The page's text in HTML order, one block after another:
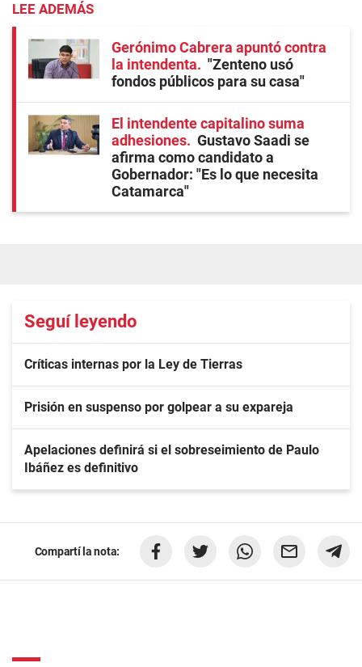
LEE ADEMÁS
Gerónimo Cabrera apuntó contra
la intendenta
"Zenteno usó
fondos públicos para su casa"
El intendente capitalino suma
adhesiones
Gustavo Saadi se
afirma como candidato a
Gobernador: "Es lo que necesita
Catamarca"
Seguí leyendo
Críticas internas por la Ley de Tierras
Prisión en suspenso por golpear a su expareja
Apelaciones definirá si el sobreseimiento de Paulo
Ibáñez es definitivo
Compartí la nota: